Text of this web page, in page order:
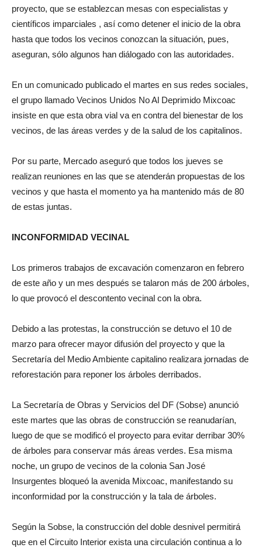
proyecto, que se establezcan mesas con especialistas y
científicos imparciales , así como detener el inicio de la obra
hasta que todos los vecinos conozcan la situación, pues,
aseguran, sólo algunos han diálogado con las autoridades.
En un comunicado publicado el martes en sus redes sociales,
el grupo llamado Vecinos Unidos No Al Deprimido Mixcoac
insiste en que esta obra vial va en contra del bienestar de los
vecinos, de las áreas verdes y de la salud de los capitalinos.
Por su parte, Mercado aseguró que todos los jueves se
realizan reuniones en las que se atenderán propuestas de los
vecinos y que hasta el momento ya ha mantenido más de 80
de estas juntas.
INCONFORMIDAD VECINAL
Los primeros trabajos de excavación comenzaron en febrero
de este año y un mes después se talaron más de 200 árboles,
lo que provocó el descontento vecinal con la obra.
Debido a las protestas, la construcción se detuvo el 10 de
marzo para ofrecer mayor difusión del proyecto y que la
Secretaría del Medio Ambiente capitalino realizara jornadas de
reforestación para reponer los árboles derribados.
La Secretaría de Obras y Servicios del DF (Sobse) anunció
este martes que las obras de construcción se reanudarían,
luego de que se modificó el proyecto para evitar derribar 30%
de árboles para conservar más áreas verdes. Esa misma
noche, un grupo de vecinos de la colonia San José
Insurgentes bloqueó la avenida Mixcoac, manifestando su
inconformidad por la construcción y la tala de árboles.
Según la Sobse, la construcción del doble desnivel permitirá
que en el Circuito Interior exista una circulación continua a lo